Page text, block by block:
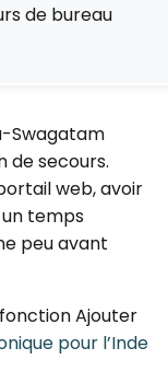
de bureau
Swagatam
de secours.
web, avoir
temps
peu avant
Ajouter
pour l’Inde